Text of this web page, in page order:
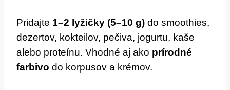
Pridajte 1–2 lyžičky (5–10 g) do smoothies,
dezertov, kokteilov, pečiva, jogurtu, kaše
alebo proteínu. Vhodné aj ako prírodné
farbivo do korpusov a krémov.